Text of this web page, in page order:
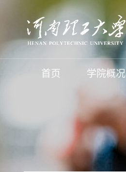
首页 学院概况